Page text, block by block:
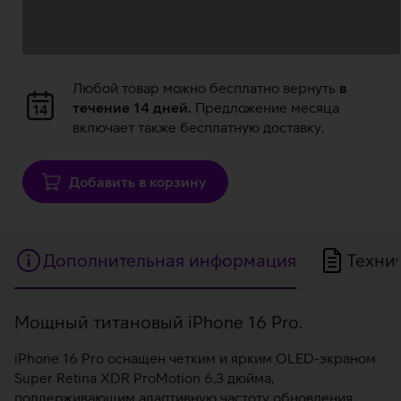
Загрузка
данных
Любой товар можно бесплатно вернуть в
течение 14 дней. Предложение месяца
включает также бесплатную доставку.
Добавить в корзину
Дополнительная информация
Дополнительная
информация
Mощный титановый iPhone 16 Pro.
iPhone 16 Pro оснащен четким и ярким OLED-экраном
Super Retina XDR ProMotion 6,3 дюйма,
поддерживающим адаптивную частоту обновления.